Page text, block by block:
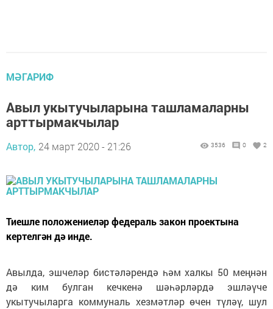
МӘГАРИФ
Авыл укытучыларына ташламаларны
арттырмакчылар
Автор, 24 март 2020 - 21:26 3536 0 2
Тиешле положениеләр федераль закон проектына
кертелгән дә инде.
Авылда, эшчеләр бистәләрендә һәм халкы 50 меңнән
дә ким булган кечкенә шәһәрләрдә эшләүче
укытучыларга коммуналь хезмәтләр өчен түләү, шул